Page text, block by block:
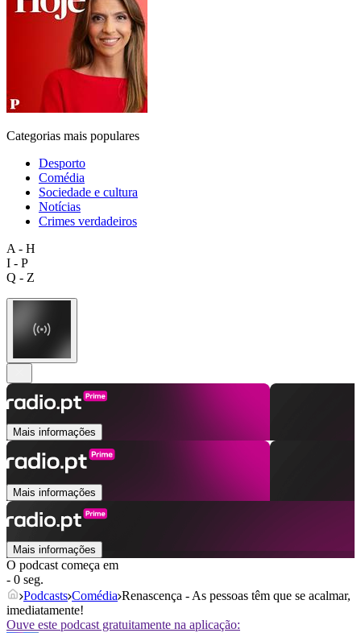
Categorias mais populares
Desporto
Comédia
Sociedade e cultura
Notícias
Crimes verdadeiros
A - H
I - P
Q - Z
Mais informações
Mais informações
Mais informações
O podcast começa em
- 0 seg.
Podcasts Comédia Renascença - As pessoas têm que se acalmar,
imediatamente!
Ouve este podcast gratuitamente na aplicação: